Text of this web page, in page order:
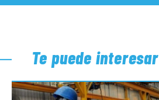
Te puede interesar